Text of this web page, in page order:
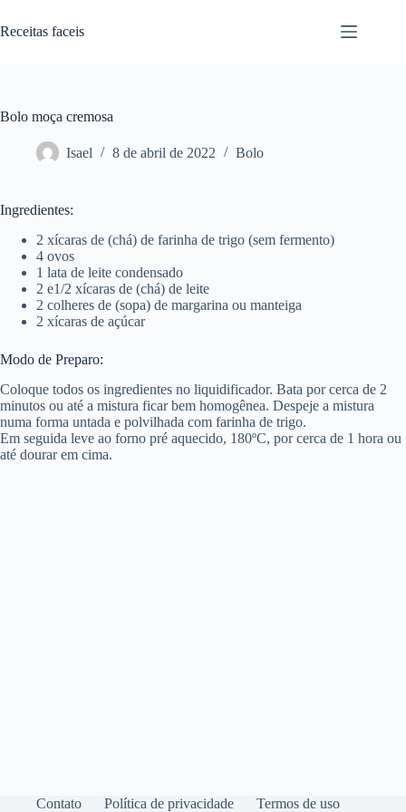
para
o
Receitas faceis
Bolo moça cremosa
Isael 8 de abril de 2022 Bolo
Ingredientes:
2 xícaras de (chá) de farinha de trigo (sem fermento)
4 ovos
1 lata de leite condensado
2 e1/2 xícaras de (chá) de leite
2 colheres de (sopa) de margarina ou manteiga
2 xícaras de açúcar
Modo de Preparo:
Coloque todos os ingredientes no liquidificador. Bata por cerca de 2
minutos ou até a mistura ficar bem homogênea. Despeje a mistura
numa forma untada e polvilhada com farinha de trigo.
Em seguida leve ao forno pré aquecido, 180ºC, por cerca de 1 hora ou
até dourar em cima.
Contato Política de privacidade Termos de uso